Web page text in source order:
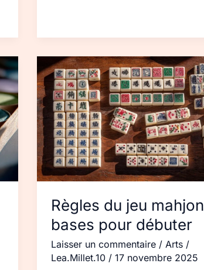
Règles du jeu
bases pour débuter
Laisser un commentaire / Arts/
Lea.Millet.10 / 17 novembre 2025
Règles
du
jeu
mahjong :
bases
pour
débuter